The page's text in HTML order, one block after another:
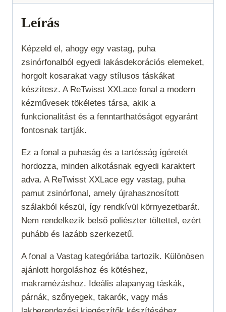
Leírás
Képzeld el, ahogy egy vastag, puha
zsinórfonalból egyedi lakásdekorációs elemeket,
horgolt kosarakat vagy stílusos táskákat
készítesz. A ReTwisst XXLace fonal a modern
kézművesek tökéletes társa, akik a
funkcionalitást és a fenntarthatóságot egyaránt
fontosnak tartják.
Ez a fonal a puhaság és a tartósság ígéretét
hordozza, minden alkotásnak egyedi karaktert
adva. A ReTwisst XXLace egy vastag, puha
pamut zsinórfonal, amely újrahasznosított
szálakból készül, így rendkívül környezetbarát.
Nem rendelkezik belső poliészter töltettel, ezért
puhább és lazább szerkezetű.
A fonal a Vastag kategóriába tartozik. Különösen
ajánlott horgoláshoz és kötéshez,
makramézáshoz. Ideális alapanyag táskák,
párnák, szőnyegek, takarók, vagy más